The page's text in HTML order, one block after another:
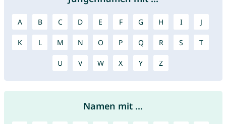
A B C D E F G H I J
K L M N O P Q R S T
U V W X Y Z
Namen mit ...